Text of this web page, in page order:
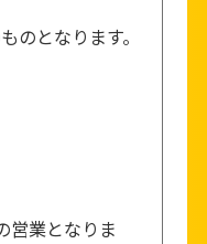
のとなります。
営業となりま